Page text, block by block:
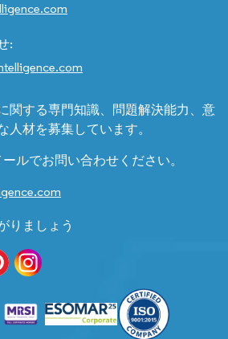
:
関する専門知識、問題解決能力、意
人材を募集しています。
ルでお問い合わせください。
りましょう